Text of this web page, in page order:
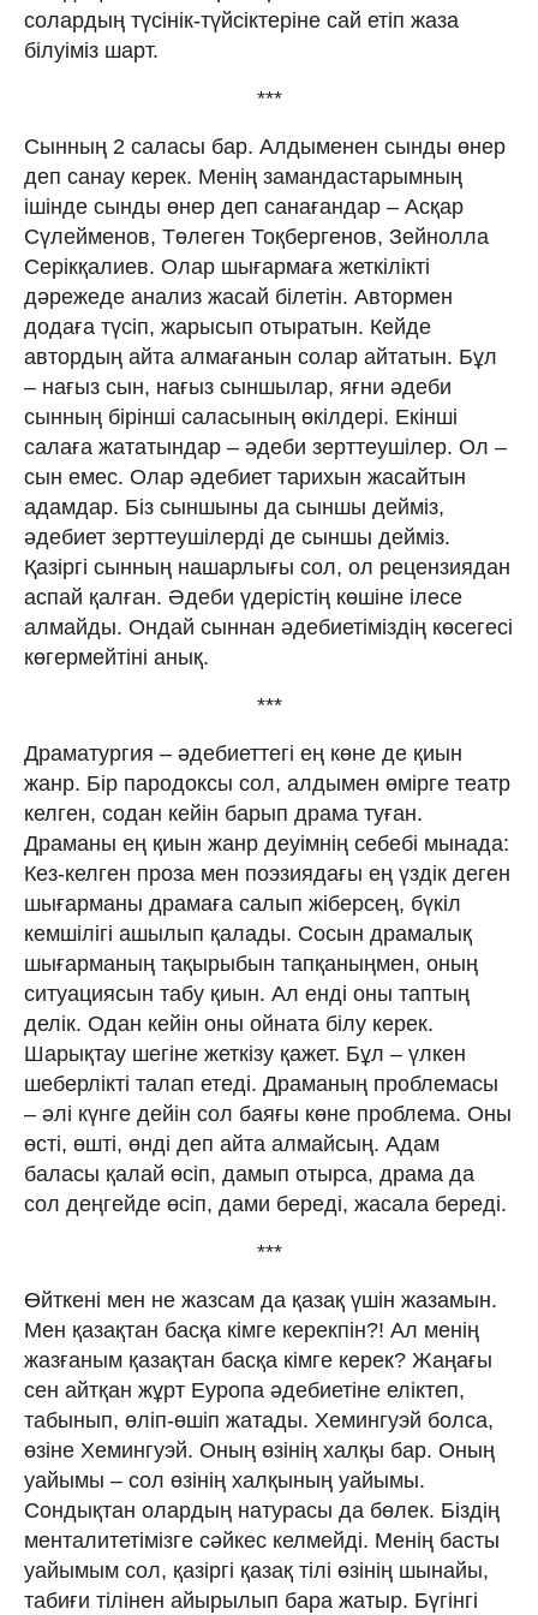
солардың түсiнiк-түйсiктерiне сай етiп жаза
бiлуiмiз шарт.
***
Сынның 2 саласы бар. Алдыменен сынды өнер
деп санау керек. Менiң замандастарымның
iшiнде сынды өнер деп санағандар – Асқар
Сүлейменов, Төлеген Тоқбергенов, Зейнолла
Серiкқалиев. Олар шығармаға жеткiлiктi
дəрежеде анализ жасай бiлетiн. Автормен
додаға түсiп, жарысып отыратын. Кейде
автордың айта алмағанын солар айтатын. Бұл
– нағыз сын, нағыз сыншылар, яғни əдеби
сынның бiрiншi саласының өкiлдерi. Екiншi
салаға жататындар – əдеби зерттеушiлер. Ол –
сын емес. Олар əдебиет тарихын жасайтын
адамдар. Бiз сыншыны да сыншы деймiз,
əдебиет зерттеушiлердi де сыншы деймiз.
Қазiргi сынның нашарлығы сол, ол рецензиядан
аспай қалған. Əдеби үдерiстiң көшiне iлесе
алмайды. Ондай сыннан əдебиетiмiздiң көсегесi
көгермейтiнi анық.
***
Драматургия – əдебиеттегi ең көне де қиын
жанр. Бiр пародоксы сол, алдымен өмiрге театр
келген, содан кейiн барып драма туған.
Драманы ең қиын жанр деуiмнiң себебi мынада:
Кез-келген проза мен поэзиядағы ең үздiк деген
шығарманы драмаға салып жiберсең, бүкiл
кемшiлiгi ашылып қалады. Сосын драмалық
шығарманың тақырыбын тапқаныңмен, оның
ситуациясын табу қиын. Ал ендi оны таптың
делiк. Одан кейiн оны ойната бiлу керек.
Шарықтау шегiне жеткiзу қажет. Бұл – үлкен
шеберлiктi талап етедi. Драманың проблемасы
– əлi күнге дейiн сол баяғы көне проблема. Оны
өстi, өштi, өндi деп айта алмайсың. Адам
баласы қалай өсiп, дамып отырса, драма да
сол деңгейде өсiп, дами бередi, жасала бередi.
***
Өйткенi мен не жазсам да қазақ үшiн жазамын.
Мен қазақтан басқа кiмге керекпiн?! Ал менiң
жазғаным қазақтан басқа кiмге керек? Жаңағы
сен айтқан жұрт Еуропа əдебиетiне елiктеп,
табынып, өлiп-өшiп жатады. Хемингуэй болса,
өзiне Хемингуэй. Оның өзiнiң халқы бар. Оның
уайымы – сол өзiнiң халқының уайымы.
Сондықтан олардың натурасы да бөлек. Бiздiң
менталитетiмiзге сəйкес келмейдi. Менiң басты
уайымым сол, қазiргi қазақ тiлi өзiнiң шынайы,
табиғи тiлiнен айырылып бара жатыр. Бүгiнгi